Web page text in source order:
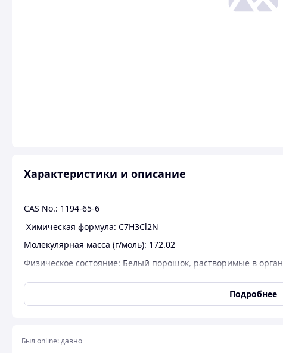
Характеристики и описание
CAS No.: 1194-65-6
Химическая формула: C7H3Cl2N
Молекулярная масса (г/моль): 172.02
Физическое состояние: Белый порошок, растворимые в
Температура плавления : 144～145℃ Температу́ра кипе́ния:
Подробнее
Был online:давно